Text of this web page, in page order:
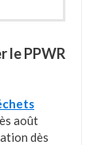
le PPWR
août
dès